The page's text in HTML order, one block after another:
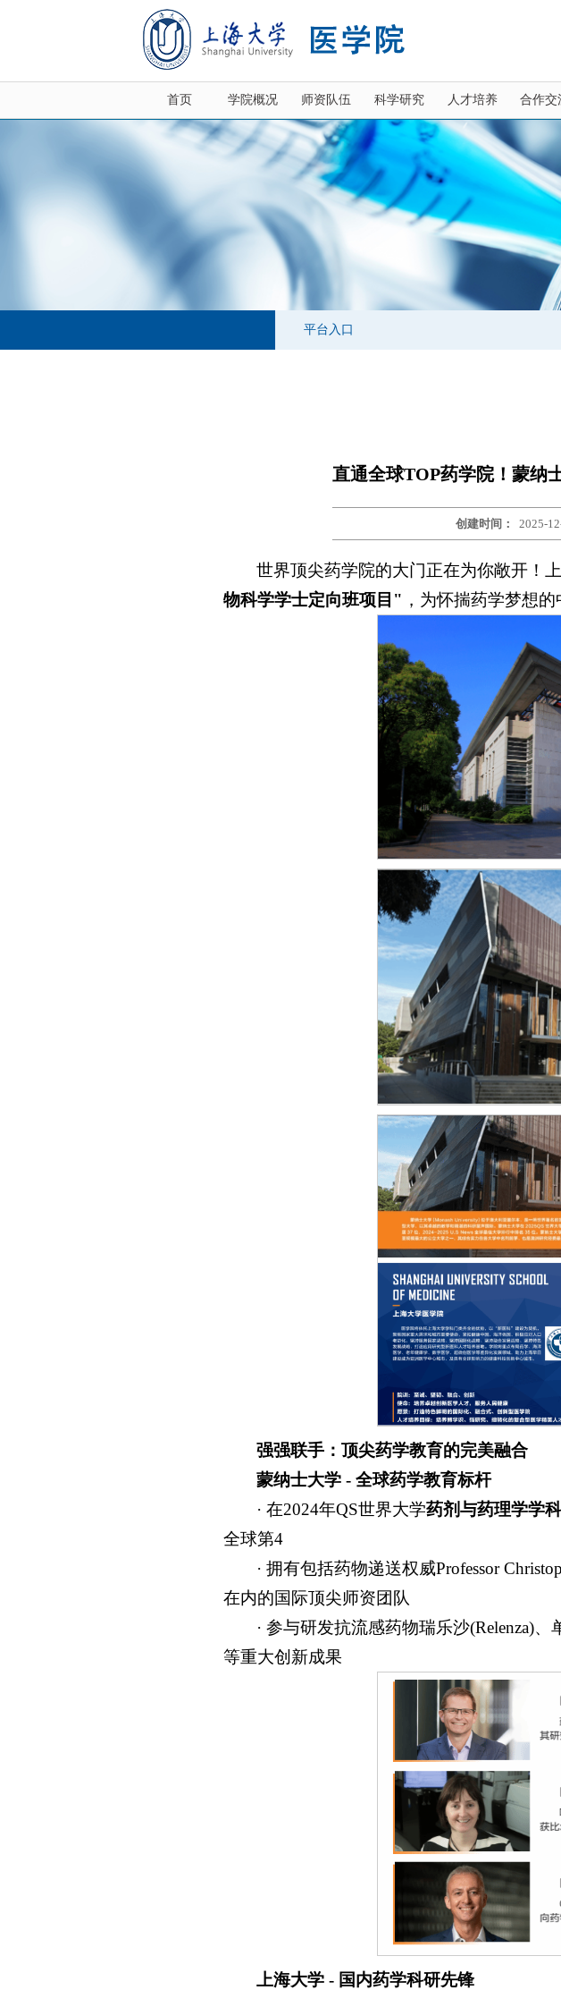
首页 学院概况 师资队伍 科学研究 人才培养 合作交
平台入口
直通全球TOP药学院！蒙纳
创建时间： 2025-
世界顶尖药学院的大门正在为你敞开！
物科学学士定向班项目" ，为怀揣药学梦想
强强联手：顶尖药学教育的完美融合
蒙纳士大学 - 全球药学教育标杆
· 在2024年QS世界大学药剂与药理学学
全球第4
· 拥有包括药物递送权威Professor
在内的国际顶尖师资团队
· 参与研发抗流感药物瑞乐沙(Relenza)
等重大创新成果
上海大学 - 国内药学科研先锋